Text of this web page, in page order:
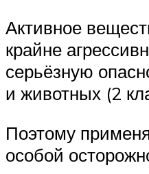
Активное
крайне
серьёзную
и животных (2
Поэтому
особой